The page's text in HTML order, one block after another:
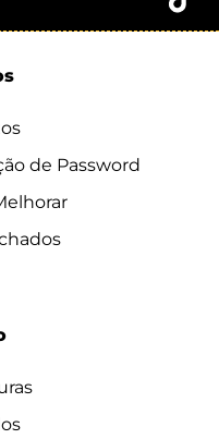
de Password